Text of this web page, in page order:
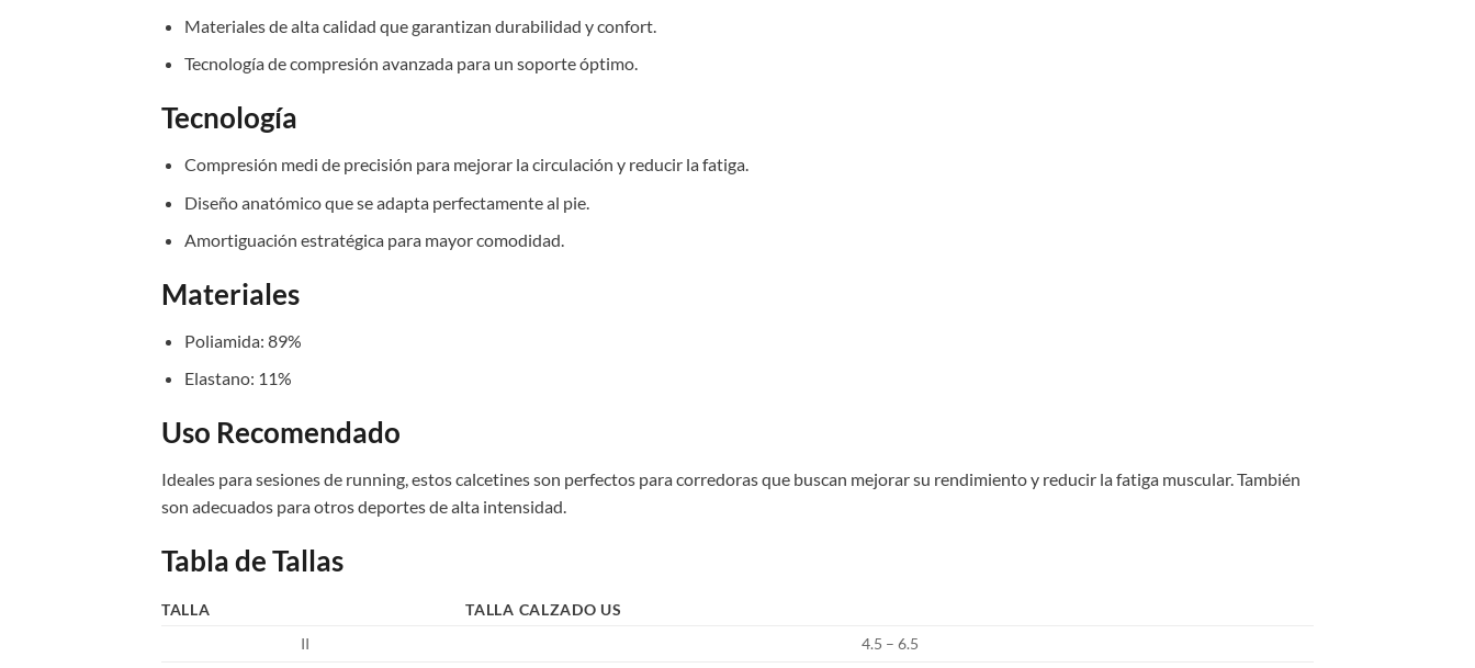
Materiales de alta calidad que garantizan durabilidad y confort.
Tecnología de compresión avanzada para un soporte óptimo.
Tecnología
Compresión medi de precisión para mejorar la circulación y reducir la fatiga.
Diseño anatómico que se adapta perfectamente al pie.
Amortiguación estratégica para mayor comodidad.
Materiales
Poliamida: 89%
Elastano: 11%
Uso Recomendado
Ideales para sesiones de running, estos calcetines son perfectos para corredoras que buscan mejorar su rendimiento y reducir la fatiga muscular. También
son adecuados para otros deportes de alta intensidad.
Tabla de Tallas
TALLA
TALLA CALZADO US
II
4.5 – 6.5